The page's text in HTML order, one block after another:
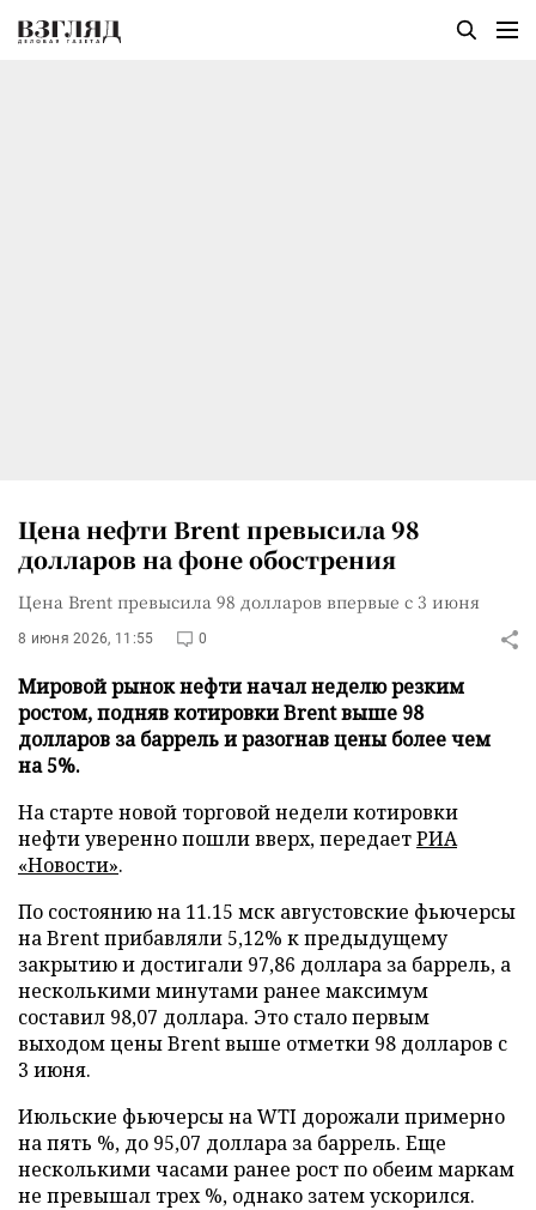
Цена нефти Brent превысила 98
долларов на фоне обострения
Цена Brent превысила 98 долларов впервые с 3 июня
8 июня 2026, 11:55 0
Мировой рынок нефти начал неделю резким
ростом, подняв котировки Brent выше 98
долларов за баррель и разогнав цены более чем
на 5%.
На старте новой торговой недели котировки
нефти уверенно пошли вверх, передаетРИА
«Новости».
По состоянию на 11.15 мск августовские фьючерсы
на Brent прибавляли 5,12% к предыдущему
закрытию и достигали 97,86 доллара за баррель, а
несколькими минутами ранее максимум
составил 98,07 доллара. Это стало первым
выходом цены Brent выше отметки 98 долларов с
3 июня.
Июльские фьючерсы на WTI дорожали примерно
на пять %, до 95,07 доллара за баррель. Еще
несколькими часами ранее рост по обеим маркам
не превышал трех %, однако затем ускорился.